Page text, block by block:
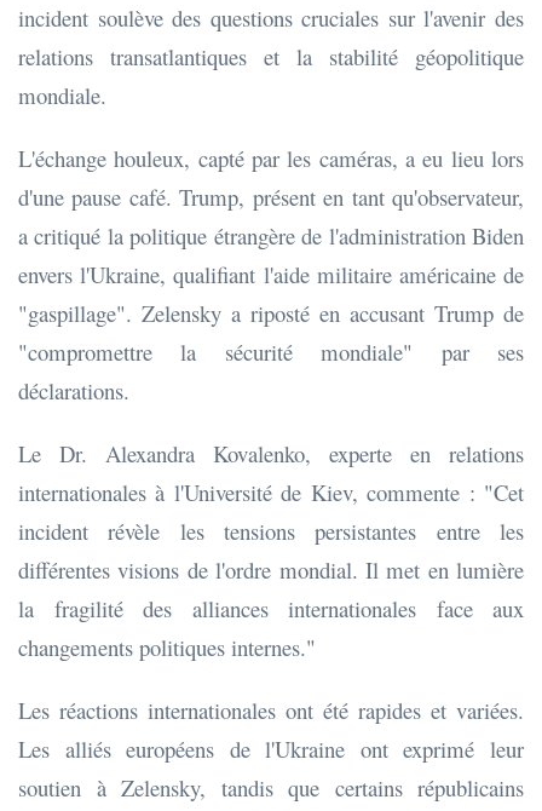
incident soulève des questions cruciales sur l'avenir des
relations transatlantiques et la stabilité géopolitique
mondiale.
L'échange houleux, capté par les caméras, a eu lieu lors
d'une pause café. Trump, présent en tant qu'observateur,
a critiqué la politique étrangère de l'administration Biden
envers l'Ukraine, qualifiant l'aide militaire américaine de
"gaspillage". Zelensky a riposté en accusant Trump de
"compromettre la sécurité mondiale" par ses
déclarations.
Le Dr. Alexandra Kovalenko, experte en relations
internationales à l'Université de Kiev, commente : "Cet
incident révèle les tensions persistantes entre les
différentes visions de l'ordre mondial. Il met en lumière
la fragilité des alliances internationales face aux
changements politiques internes."
Les réactions internationales ont été rapides et variées.
Les alliés européens de l'Ukraine ont exprimé leur
soutien à Zelensky, tandis que certains républicains